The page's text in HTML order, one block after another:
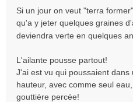
Si un jour on veut "terra
qu'a y jeter quelques graines
deviendra verte en quelques
L'ailante pousse partout!
J'ai est vu qui poussaient
hauteur, avec comme seul
gouttière percée!